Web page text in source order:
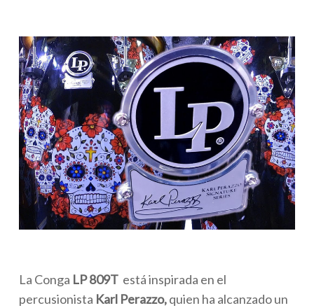
La Conga LP 809Testá inspirada en el
percusionista Karl Perazzo,quien ha alcanzado un